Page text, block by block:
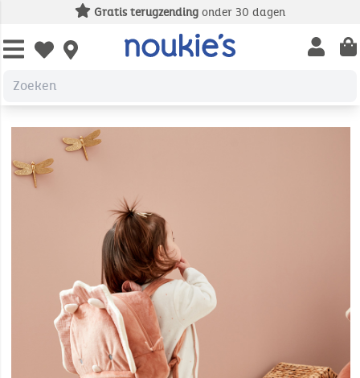
Gratis terugzendingonder 30 dagen
Open wishlist Open